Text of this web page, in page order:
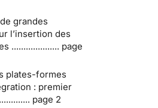
grandes
l’insertion des
.................... page
plates-formes
: premier
page 2